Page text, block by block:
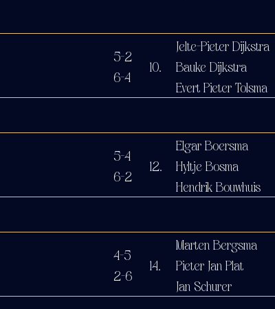
5-2
6-4
10.
Jelte-Pieter Dijkstra
Bauke Dijkstra
Evert Pieter Tolsma
5-4
6-2
12.
Elgar Boersma
Hyltje Bosma
Hendrik Bouwhuis
4-5
2-6
14.
Marten Bergsma
Pieter Jan Plat
Jan Schurer